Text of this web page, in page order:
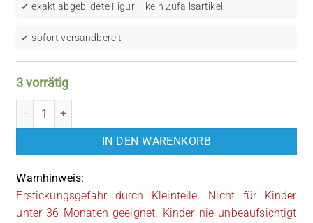
✓ exakt abgebildete Figur – kein Zufallsartikel
✓ sofort versandbereit
3 vorrätig
LEGO Castle: Breastplate (CAS176) Menge
IN DEN WARENKORB
Warnhinweis:
Erstickungsgefahr durch Kleinteile. Nicht für Kinder
unter 36 Monaten geeignet. Kinder nie unbeaufsichtigt